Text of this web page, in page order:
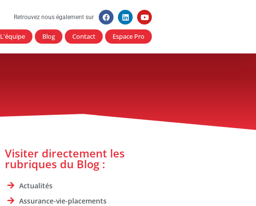
Retrouvez nous également sur
L'équipe Blog Contact Espace Pro
Visiter directement les
rubriques du Blog :
Actualités
Assurance-vie-placements